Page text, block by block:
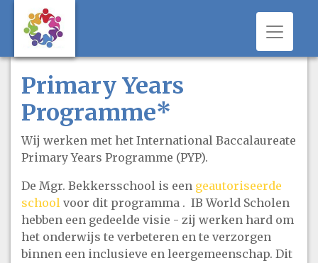
Primary Years
Programme*
Wij werken met het International Baccalaureate
Primary Years Programme (PYP).
De Mgr. Bekkersschool is een geautoriseerde
school voor dit programma . IB World Scholen
hebben een gedeelde visie - zij werken hard om
het onderwijs te verbeteren en te verzorgen
binnen een inclusieve en leergemeenschap. Dit